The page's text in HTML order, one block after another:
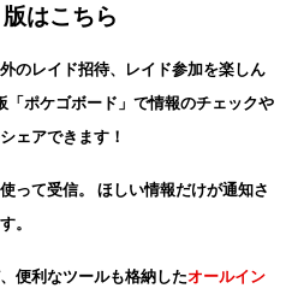
はこちら
のレイド招待、レイド参加を楽しん
「ポケゴボード」で情報のチェックや
ェアできます！
って受信。 ほしい情報だけが通知さ
。
便利なツールも格納したオールイン